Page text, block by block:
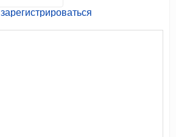
зарегистрироваться